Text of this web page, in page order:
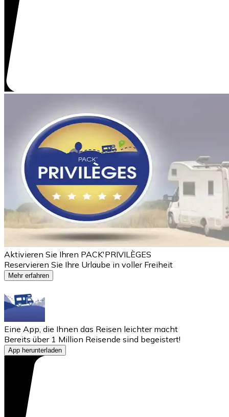
Aktivieren Sie Ihren PACK'PRIVILÈGES
Reservieren Sie Ihre Urlaube in voller Freiheit
Mehr erfahren
Eine App, die Ihnen das Reisen leichter macht
Bereits über 1 Million Reisende sind begeistert!
App herunterladen